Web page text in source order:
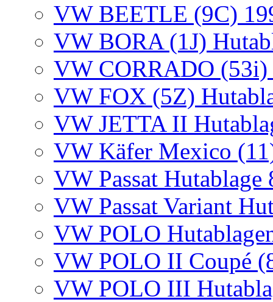
VW BEETLE (9C)
VW BORA (1J)
VW CORRADO (53i)
VW FOX (5Z)
VW JETTA II
VW Käfer Mexico
VW Passat Hutablage
VW Passat Variant
VW POLO
VW POLO II Coupé
VW POLO III